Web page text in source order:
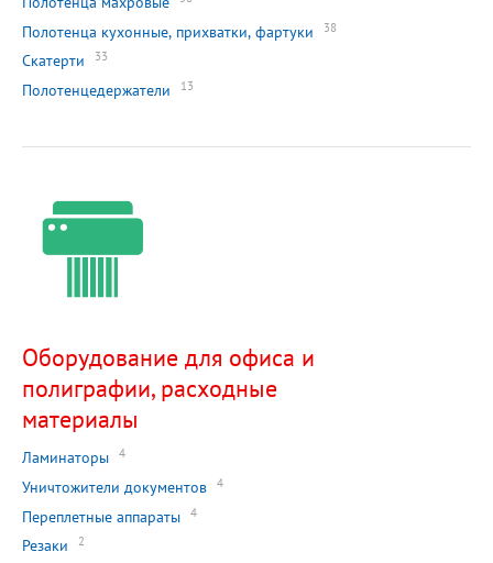
Полотенца кухонные, прихватки, фартуки 38
Скатерти 33
Полотенцедержатели 13
Оборудование для офиса и
полиграфии, расходные
материалы
Ламинаторы 4
Уничтожители документов 4
Переплетные аппараты 4
Резаки 2